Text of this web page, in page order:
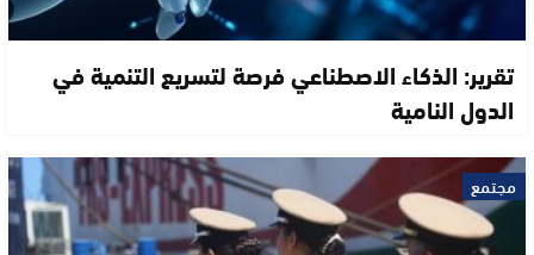
تقرير: الذكاء الاصطناعي فرصة لتسريع التنمية في
الدول النامية
مجتمع